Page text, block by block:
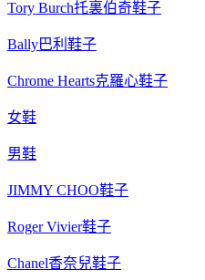
Tory Burch托裏伯奇鞋子
Bally巴利鞋子
Chrome Hearts克羅心鞋子
女鞋
男鞋
JIMMY CHOO鞋子
Roger Vivier鞋子
Chanel香奈兒鞋子